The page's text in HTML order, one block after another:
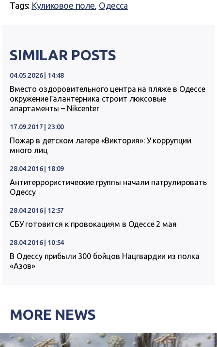
Tags: Куликовое поле, Одесса
SIMILAR POSTS
04.05.2026 | 14:48
Вместо оздоровительного центра на пляже в Одессе
окружение Галантерника строит люксовые
апартаменты – Nikcenter
17.09.2017 | 23:00
Пожар в детском лагере «Виктория»: У коррупции
много лиц
28.04.2016 | 18:09
Антитеррористические группы начали патрулировать
Одессу
28.04.2016 | 12:57
СБУ готовится к провокациям в Одессе 2 мая
28.04.2016 | 10:54
В Одессу прибыли 300 бойцов Нацгвардии из полка
«Азов»
MORE NEWS